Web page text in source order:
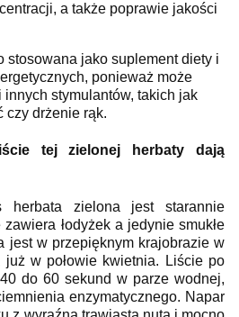
a także poprawie jakości
stosowana jako suplement diety i
ponieważ może
innych stymulantów, takich jak
czy drżenie rąk.
tej zielonej herbaty dają
herbata zielona jest starannie
łodyżek a jedynie smukłe
jest w przepięknym krajobrazie w
już w połowie kwietnia. Liście po
do 60 sekund w parze wodnej,
enzymatycznego. Napar